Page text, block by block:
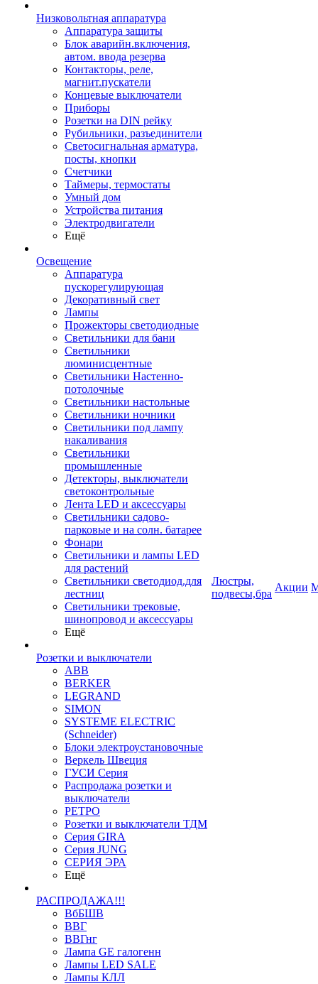
Низковольтная аппаратура
Аппаратура защиты
Блок аварийн.включения,
автом. ввода резерва
Контакторы, реле,
магнит.пускатели
Концевые выключатели
Приборы
Розетки на DIN рейку
Рубильники, разъединители
Светосигнальная арматура,
посты, кнопки
Счетчики
Таймеры, термостаты
Умный дом
Устройства питания
Электродвигатели
Ещё
Освещение
Аппаратура
пускорегулирующая
Декоративный свет
Лампы
Прожекторы светодиодные
Светильники для бани
Светильники
люминисцентные
Светильники Настенно-
потолочные
Светильники настольные
Светильники ночники
Светильники под лампу
накаливания
Светильники
промышленные
Детекторы, выключатели
светоконтрольные
Лента LED и аксессуары
Светильники садово-
парковые и на солн. батарее
Фонари
Светильники и лампы LED
для растений
Светильники светодиод.для
лестниц
Светильники трековые,
шинопровод и аксессуары
Ещё
Розетки и выключатели
ABB
BERKER
LEGRAND
SIMON
SYSTEME ELECTRIC
(Schneider)
Блоки электроустановочные
Веркель Швеция
ГУСИ Серия
Распродажа розетки и
выключатели
РЕТРО
Розетки и выключатели ТДМ
Серия GIRA
Серия JUNG
СЕРИЯ ЭРА
Ещё
РАСПРОДАЖА!!!
ВбБШВ
ВВГ
ВВГнг
Лампа GE галогенн
Лампы LED SALE
Лампы КЛЛ
Люстры,
подвесы,бра
Акции